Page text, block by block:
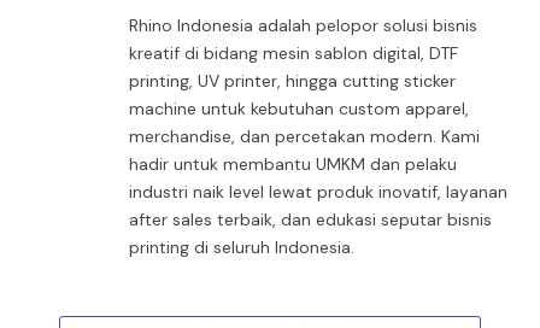
Rhino Indonesia adalah pelopor solusi bisnis
kreatif di bidang mesin sablon digital, DTF
printing, UV printer, hingga cutting sticker
machine untuk kebutuhan custom apparel,
merchandise, dan percetakan modern. Kami
hadir untuk membantu UMKM dan pelaku
industri naik level lewat produk inovatif, layanan
after sales terbaik, dan edukasi seputar bisnis
printing di seluruh Indonesia.